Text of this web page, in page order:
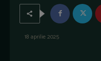
18 aprilie 2025